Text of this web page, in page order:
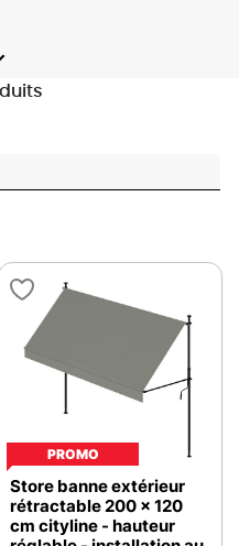
PROMO
Store banne extérieur
rétractable 200 x 120
cm cityline - hauteur